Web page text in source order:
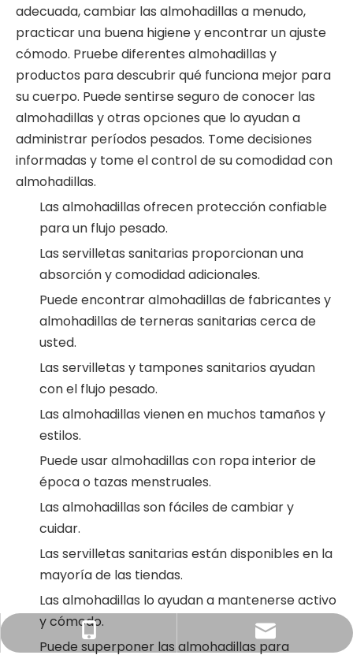
adecuada, cambiar las almohadillas a menudo,
practicar una buena higiene y encontrar un ajuste
cómodo. Pruebe diferentes almohadillas y
productos para descubrir qué funciona mejor para
su cuerpo. Puede sentirse seguro de conocer las
almohadillas y otras opciones que lo ayudan a
administrar períodos pesados. Tome decisiones
informadas y tome el control de su comodidad con
almohadillas.
Las almohadillas ofrecen protección confiable
para un flujo pesado.
Las servilletas sanitarias proporcionan una
absorción y comodidad adicionales.
Puede encontrar almohadillas de fabricantes y
almohadillas de terneras sanitarias cerca de
usted.
Las servilletas y tampones sanitarios ayudan
con el flujo pesado.
Las almohadillas vienen en muchos tamaños y
estilos.
Puede usar almohadillas con ropa interior de
época o tazas menstruales.
Las almohadillas son fáciles de cambiar y
cuidar.
Las servilletas sanitarias están disponibles en la
mayoría de las tiendas.
Las almohadillas lo ayudan a mantenerse activo
y cómodo.
Puede superponer las almohadillas para